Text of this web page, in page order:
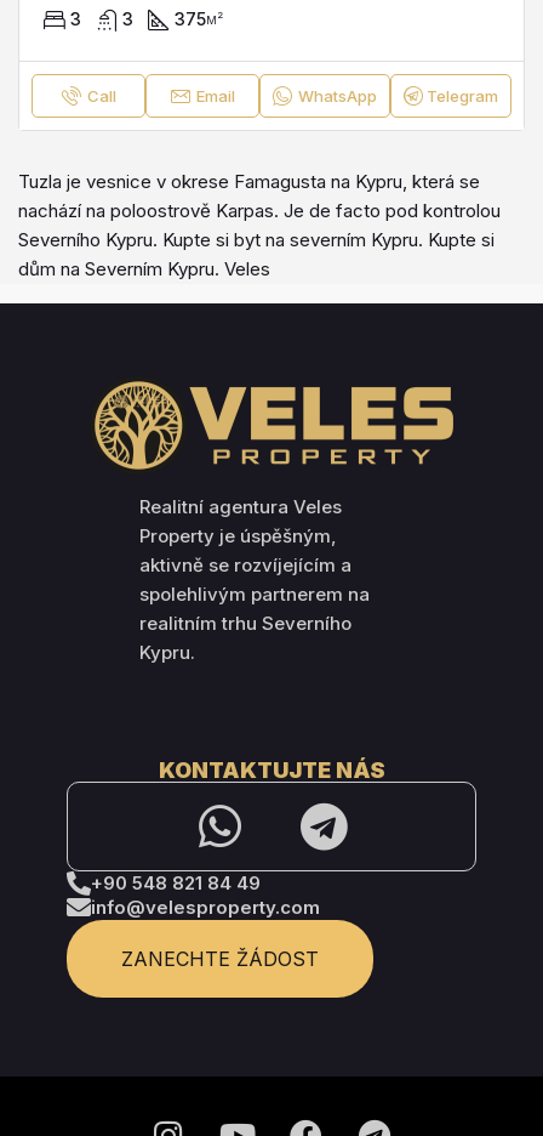
3 3 375м²
Call Email WhatsApp Telegram
Tuzla je vesnice v okrese Famagusta na Kypru, která se
nachází na poloostrově Karpas. Je de facto pod kontrolou
Severního Kypru. Kupte si byt na severním Kypru. Kupte si
dům na Severním Kypru. Veles
Realitní agentura Veles
Property je úspěšným,
aktivně se rozvíjejícím a
spolehlivým partnerem na
realitním trhu Severního
Kypru.
KONTAKTUJTE NÁS
+90 548 821 84 49
info@velesproperty.com
ZANECHTE ŽÁDOST